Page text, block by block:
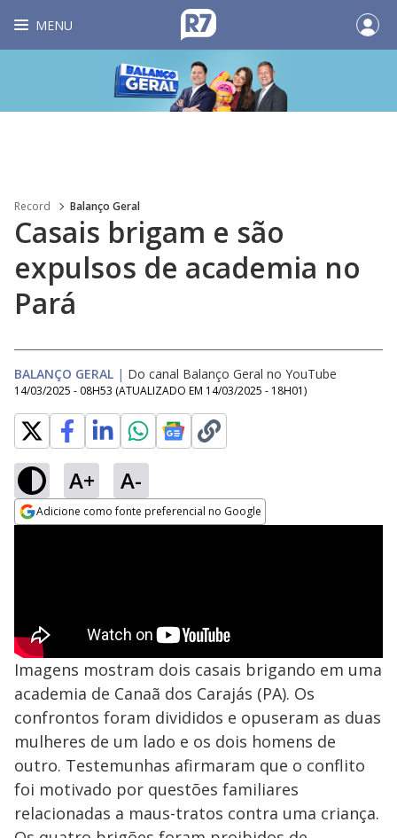
MENU
Record Balanço Geral
Casais brigam e são
expulsos de academia no
Pará
BALANÇO GERAL | Do canal Balanço Geral no YouTube
14/03/2025 - 08H53 (ATUALIZADO EM 14/03/2025 - 18H01)
A+ A-
Adicione como fonte preferencial no Google
Imagens mostram dois casais brigando em uma
academia de Canaã dos Carajás (PA). Os
confrontos foram divididos e opuseram as duas
mulheres de um lado e os dois homens de
outro. Testemunhas afirmaram que o conflito
foi motivado por questões familiares
relacionadas a maus-tratos contra uma criança.